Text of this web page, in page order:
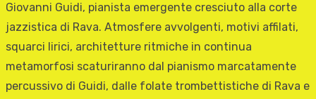
Giovanni Guidi, pianista emergente cresciuto alla corte
jazzistica di Rava. Atmosfere avvolgenti, motivi affilati,
squarci lirici, architetture ritmiche in continua
metamorfosi scaturiranno dal pianismo marcatamente
percussivo di Guidi, dalle folate trombettistiche di Rava e